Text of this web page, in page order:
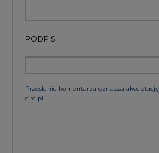
PODPIS
Przesłanie komentarza oznacza
cire.pl